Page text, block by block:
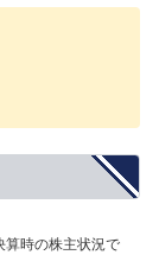
時の株主状況で